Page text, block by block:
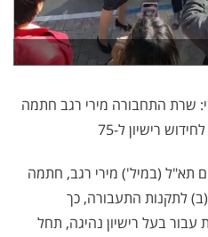
שרת התחבורה מירי רגב חתמה
רישיון ל-75
תא"ל (במיל') מירי רגב, חתמה
אתמול (ד') על תיקון תקנה 196 (ב) לתקנות התעבורה, כך
עבור בעל רישיון נהיגה, תחל